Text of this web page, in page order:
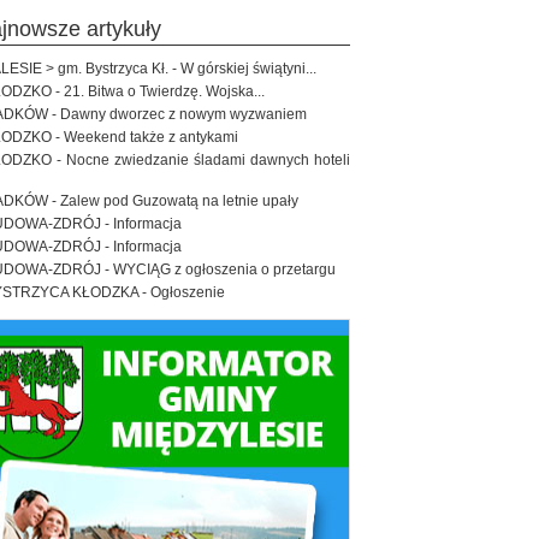
artykuły
> gm. Bystrzyca Kł. - W górskiej świątyni...
- 21. Bitwa o Twierdzę. Wojska...
- Dawny dworzec z nowym wyzwaniem
- Weekend także z antykami
- Nocne zwiedzanie śladami dawnych hoteli
- Zalew pod Guzowatą na letnie upały
ZDRÓJ - Informacja
ZDRÓJ - Informacja
ZDRÓJ - WYCIĄG z ogłoszenia o przetargu
KŁODZKA - Ogłoszenie